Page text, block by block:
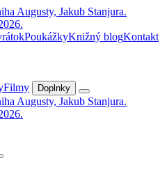
PoukážkyKnižný blogKontakt
Filmy Doplnky